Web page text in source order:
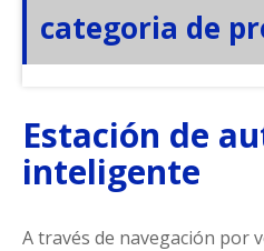
categoria de
Estación de
inteligente
A través de navegación por